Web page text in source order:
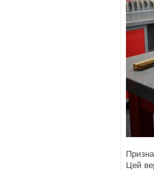
Цей